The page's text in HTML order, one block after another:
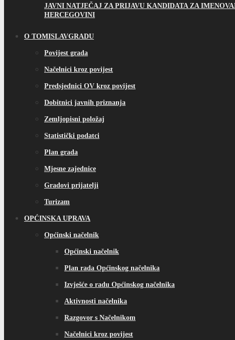
JAVNI NATJEČAJ ZA PRIJAVU KANDIDATA ZA
HERCEGOVINI
O TOMISLAVGRADU
Povijest grada
Načelnici kroz povijest
Predsjednici OV kroz povijest
Dobitnici javnih priznanja
Zemljopisni položaj
Statistički podatci
Plan grada
Mjesne zajednice
Gradovi prijatelji
Turizam
OPĆINSKA UPRAVA
Općinski načelnik
Općinski načelnik
Plan rada Općinskog načelnika
Izvješće o radu Općinskog načelnika
Aktivnosti načelnika
Razgovor s Načelnikom
Načelnici kroz povijest